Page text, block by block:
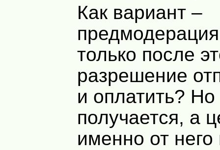
Как вариант –
только после
разрешение
и оплатить? Но
получается, а
именно от него